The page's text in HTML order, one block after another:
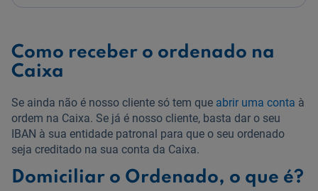
Como receber o ordenado na
Caixa
Se ainda não é nosso cliente só tem que abrir uma conta à
ordem na Caixa. Se já é nosso cliente, basta dar o seu
IBAN à sua entidade patronal para que o seu ordenado
seja creditado na sua conta da Caixa.
Domiciliar o Ordenado, o que é?